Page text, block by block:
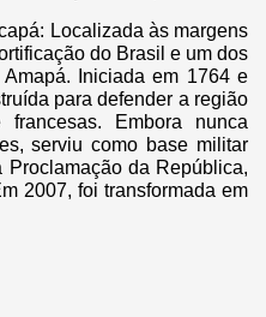
Local izada às margens
do Brasil e um dos
Iniciada em 1764 e
para defender a região
francesas. Embora nunca
serviu como base militar
da República,
2007, foi transformada em